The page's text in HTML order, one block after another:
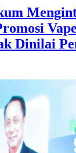
Dinilai